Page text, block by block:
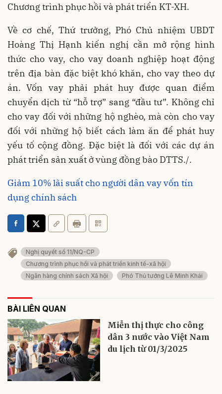
Chương trình phục hồi và phát triển KT-XH.
Về cơ chế, Thứ trưởng, Phó Chủ nhiệm UBDT
Hoàng Thị Hạnh kiến nghị cần mở rộng hình
thức cho vay, cho vay doanh nghiệp hoạt động
trên địa bàn đặc biệt khó khăn, cho vay theo dự
án. Vốn vay phải phát huy được quan điểm
chuyển dịch từ “hỗ trợ” sang “đầu tư”. Không chỉ
cho vay đối với những hộ nghèo, mà còn cho vay
đối với những hộ biết cách làm ăn để phát huy
yếu tố cộng đồng. Đặc biệt là đối với các dự án
phát triển sản xuất ở vùng đồng bào DTTS./.
Giảm 10% lãi suất cho người dân vay vốn tín
dụng chính sách
Nghị quyết số 11/NQ-CP
Chương trình phục hồi và phát triển kinh tế-xã hội
Ngân hàng chính sách Xã hội
Phó Thủ tướng Lê Minh Khái
BÀI LIÊN QUAN
Miễn thị thực cho công
dân 3 nước vào Việt Nam
du lịch từ 01/3/2025